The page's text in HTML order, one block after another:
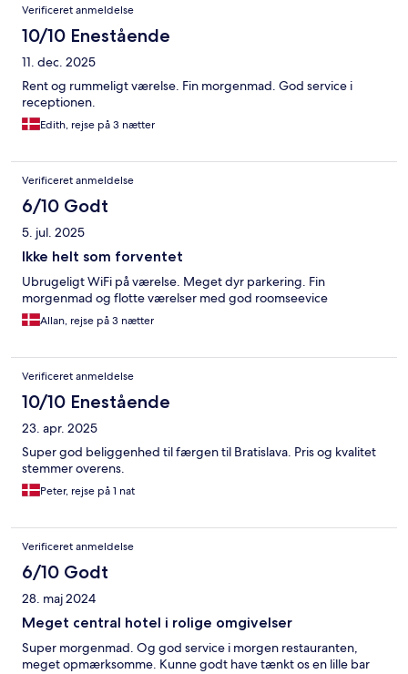
Verificeret anmeldelse
10/10 Enestående
11. dec. 2025
Rent og rummeligt værelse. Fin morgenmad. God service i
receptionen.
Edith, rejse på 3 nætter
Verificeret anmeldelse
6/10 Godt
5. jul. 2025
Ikke helt som forventet
Ubrugeligt WiFi på værelse. Meget dyr parkering. Fin
morgenmad og flotte værelser med god roomseevice
Allan, rejse på 3 nætter
Verificeret anmeldelse
10/10 Enestående
23. apr. 2025
Super god beliggenhed til færgen til Bratislava. Pris og kvalitet
stemmer overens.
Peter, rejse på 1 nat
Verificeret anmeldelse
6/10 Godt
28. maj 2024
Meget central hotel i rolige omgivelser
Super morgenmad. Og god service i morgen restauranten,
meget opmærksomme. Kunne godt have tænkt os en lille bar